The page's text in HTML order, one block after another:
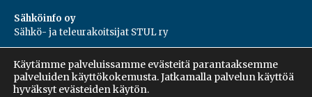
Sähköinfo oy
Sähkö- ja teleurakoitsijat STUL ry
PL 55, 02601, Espoo
Harakantie 18 B
09 5476 1422
Käytämme palveluissamme evästeitä parantaaksemme
palveluiden käyttökokemusta. Jatkamalla palvelun käyttöä
hyväksyt evästeiden käytön.